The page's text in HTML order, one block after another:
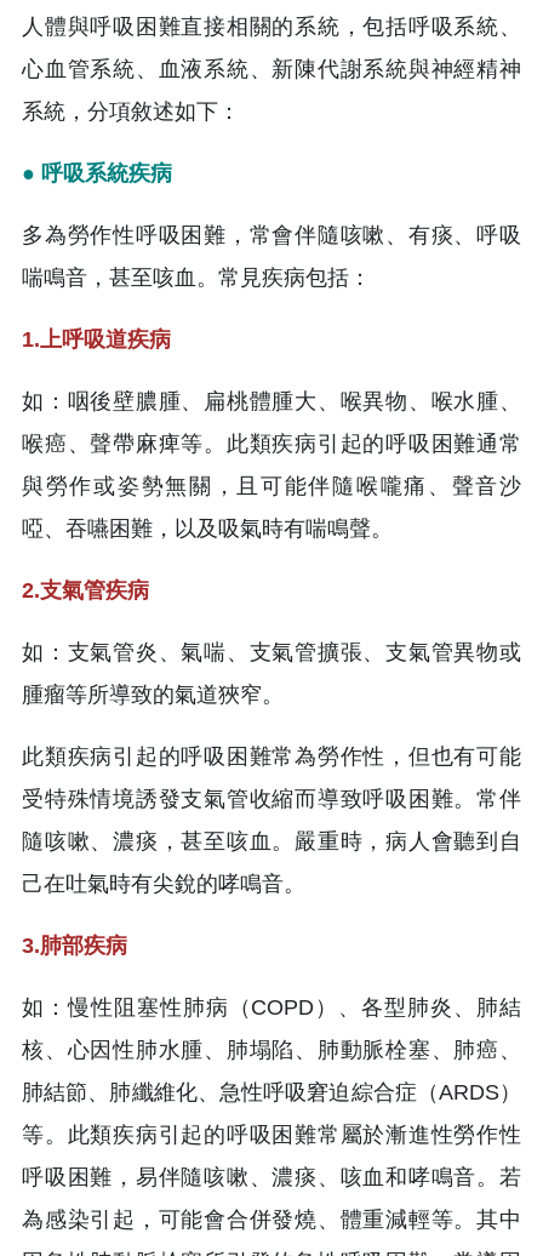
人體與呼吸困難直接相關的系統，包括呼吸系統、
心血管系統、血液系統、新陳代謝系統與神經精神
系統，分項敘述如下：
● 呼吸系統疾病
多為勞作性呼吸困難，常會伴隨咳嗽、有痰、呼吸
喘鳴音，甚至咳血。常見疾病包括：
1.上呼吸道疾病
如：咽後壁膿腫、扁桃體腫大、喉異物、喉水腫、
喉癌、聲帶麻痺等。此類疾病引起的呼吸困難通常
與勞作或姿勢無關，且可能伴隨喉嚨痛、聲音沙
啞、吞嚥困難，以及吸氣時有喘鳴聲。
2.支氣管疾病
如：支氣管炎、氣喘、支氣管擴張、支氣管異物或
腫瘤等所導致的氣道狹窄。
此類疾病引起的呼吸困難常為勞作性，但也有可能
受特殊情境誘發支氣管收縮而導致呼吸困難。常伴
隨咳嗽、濃痰，甚至咳血。嚴重時，病人會聽到自
己在吐氣時有尖銳的哮鳴音。
3.肺部疾病
如：慢性阻塞性肺病（COPD）、各型肺炎、肺結
核、心因性肺水腫、肺塌陷、肺動脈栓塞、肺癌、
肺結節、肺纖維化、急性呼吸窘迫綜合症（ARDS）
等。此類疾病引起的呼吸困難常屬於漸進性勞作性
呼吸困難，易伴隨咳嗽、濃痰、咳血和哮鳴音。若
為感染引起，可能會合併發燒、體重減輕等。其中